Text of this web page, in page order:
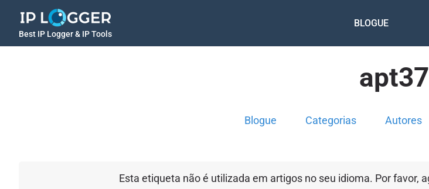
Best IP Logger & IP Tools
BLOGUE
apt37
Blogue Categorias Autores